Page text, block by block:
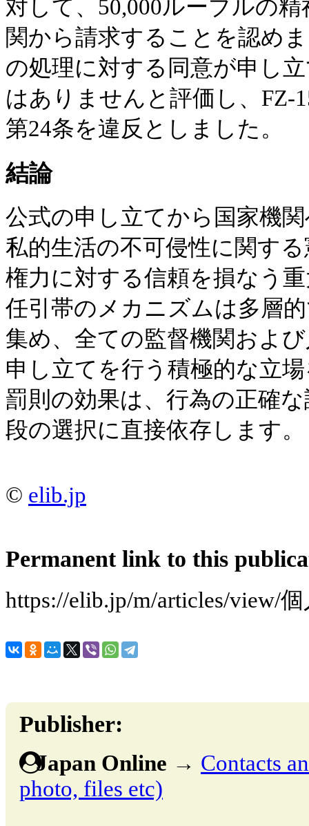
対して、50,000ルーブルの
関から請求することを認め
の処理に対する同意が申し
はありませんと評価し、FZ-
第24条を違反としました。
結論
公式の申し立てから国家機
私的生活の不可侵性に関す
権力に対する信頼を損なう
任引帯のメカニズムは多層
集め、全ての監督機関およ
申し立てを行う積極的な立
罰則の効果は、行為の正確
段の選択に直接依存します。
© elib.jp
Permanent link to this
https://elib.jp/m/articles/view/
Publisher:
Japan Online → Contacts
photo, files etc)